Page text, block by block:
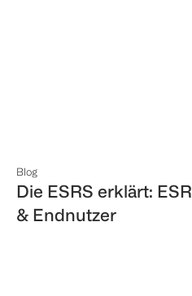
Blog
Die ESRS erklärt:
& Endnutzer